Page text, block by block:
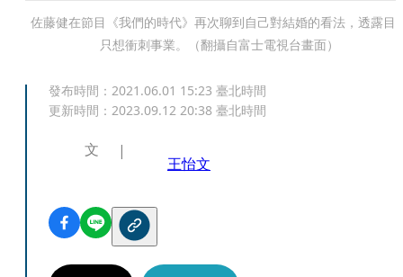
佐藤健在節目《我們的時代》再次聊到自己對結婚的看法，透露目
只想衝刺事業。（翻攝自富士電視台畫面）
發布時間： 2021.06.01 15:23 臺北時間
更新時間： 2023.09.12 20:38 臺北時間
文
王怡文